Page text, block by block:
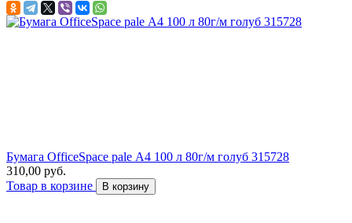
Бумага OfficeSpace pale А4 100 л 80г/м голуб 315728
310,00 руб.
Товар в корзине
В корзину